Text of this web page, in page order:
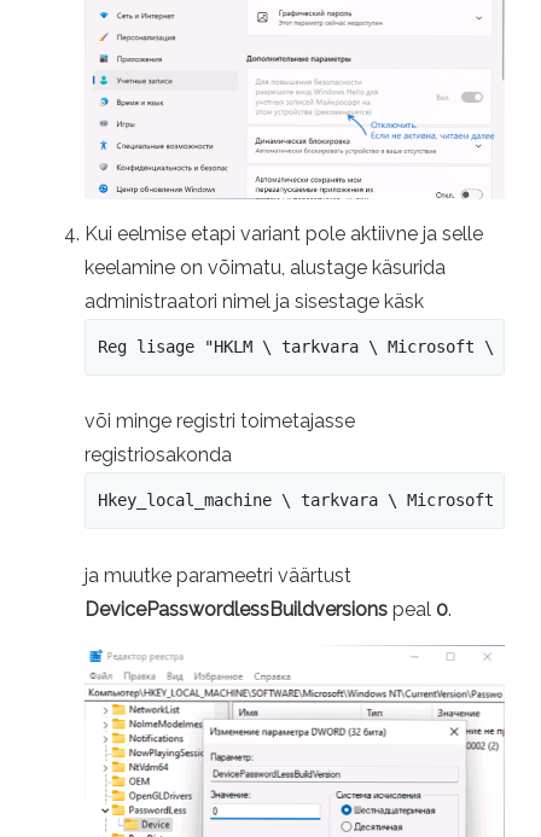
Kui eelmise etapi variant pole aktiivne ja selle
keelamine on võimatu, alustage käsurida
administraatori nimel ja sisestage käsk
Reg lisage "HKLM \ tarkvara \ Microsoft \
või minge registri toimetajasse
registriosakonda
Hkey_local_machine \ tarkvara \ Microsoft \
ja muutke parameetri väärtust
DevicePasswordlessBuildversions peal 0.